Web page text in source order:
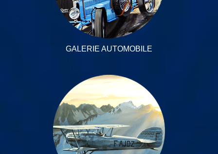
GALERIE AUTOMOBILE